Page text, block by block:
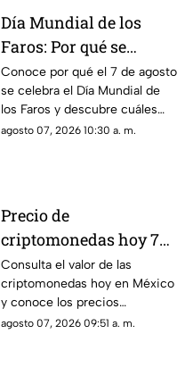
Día Mundial de los
Faros: Por qué se
celebra el 7 de agosto y
los 5 más famosos de la
historia
Conoce por qué el 7 de agosto
se celebra el Día Mundial de
los Faros y descubre cuáles
son los 5 más famosos de la
agosto 07, 2026 10:30 a. m.
Precio de
criptomonedas hoy 7
de agosto de 2026 en
México: Bitcoin,
Ethereum y más
Consulta el valor de las
criptomonedas hoy en México
y conoce los precios
actualizados de Bitcoin,
agosto 07, 2026 09:51 a. m.